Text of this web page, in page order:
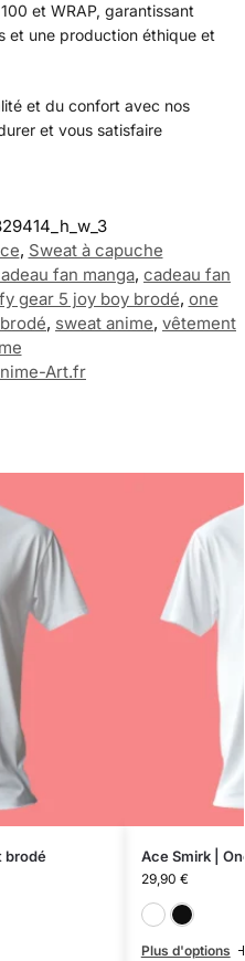
et WRAP, garantissant
et une production éthique et
et du confort avec nos
et vous satisfaire
, Sweat à capuche
fan manga, cadeau fan
gear 5 joy boy brodé, one
, sweat anime, vêtement
Art.fr
brodé Ace Smirk |
29,90 €
Plus d'options